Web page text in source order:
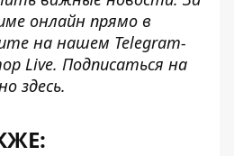
онлайн прямо в
на нашем Telegram-
Live. Подписаться на
здесь.